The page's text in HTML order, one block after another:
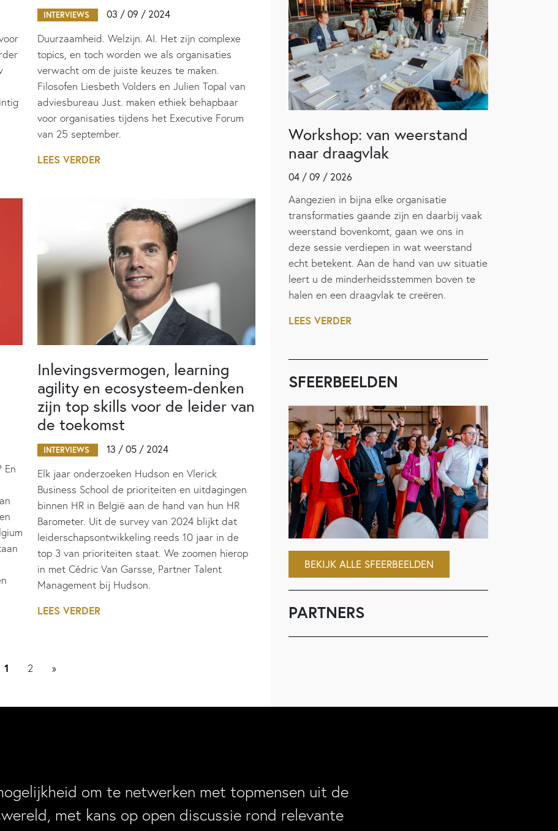
INTERVIEWS 03 / 09 / 2024
Duurzaamheid. Welzijn. AI. Het zijn complexe
topics, en toch worden we als organisaties
verwacht om de juiste keuzes te maken.
Filosofen Liesbeth Volders en Julien Topal van
adviesbureau Just. maken ethiek behapbaar
voor organisaties tijdens het Executive Forum
van 25 september.
LEES VERDER
En
Inlevingsvermogen, learning
agility en ecosysteem-denken
zijn top skills voor de leider van
de toekomst
INTERVIEWS 13 / 05 / 2024
Elk jaar onderzoeken Hudson en Vlerick
Business School de prioriteiten en uitdagingen
binnen HR in België aan de hand van hun HR
Barometer. Uit de survey van 2024 blijkt dat
leiderschapsontwikkeling reeds 10 jaar in de
top 3 van prioriteiten staat. We zoomen hierop
in met Cédric Van Garsse, Partner Talent
Management bij Hudson.
LEES VERDER
1 2 »
Workshop: van weerstand
naar draagvlak
04 / 09 / 2026
Aangezien in bijna elke organisatie
transformaties gaande zijn en daarbij vaak
weerstand bovenkomt, gaan we ons in
deze sessie verdiepen in wat weerstand
echt betekent. Aan de hand van uw situatie
leert u de minderheidsstemmen boven te
halen en een draagvlak te creëren.
LEES VERDER
SFEERBEELDEN
BEKIJK ALLE SFEERBEELDEN
PARTNERS
om te netwerken met topmensen uit de
met kans op open discussie rond relevante